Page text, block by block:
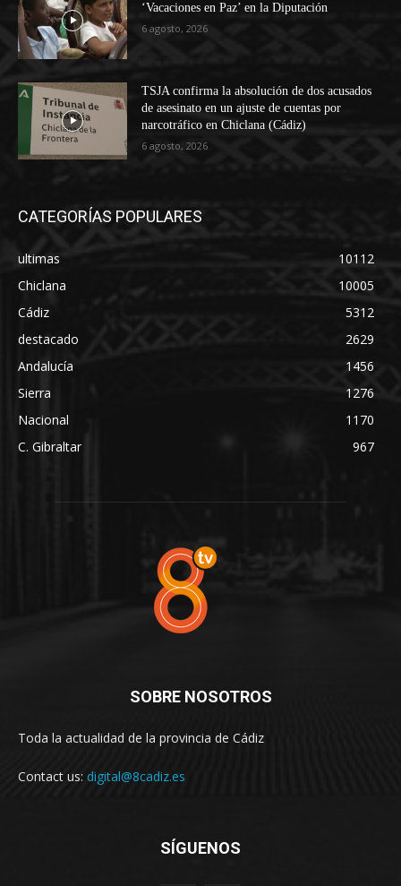
‘Vacaciones en Paz’ en la Diputación
6 agosto, 2026
TSJA confirma la absolución de dos acusados
de asesinato en un ajuste de cuentas por
narcotráfico en Chiclana (Cádiz)
6 agosto, 2026
CATEGORÍAS POPULARES
ultimas
10112
Chiclana
10005
Cádiz
5312
destacado
2629
Andalucía
1456
Sierra
1276
Nacional
1170
C. Gibraltar
967
SOBRE NOSOTROS
Toda la actualidad de la provincia de Cádiz
Contact us: digital@8cadiz.es
SÍGUENOS